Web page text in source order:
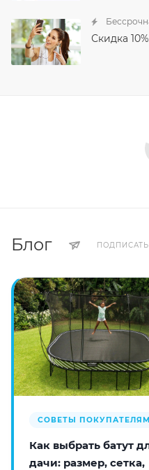
Скидка
Блог
СОВЕТЫ ПОКУПАТЕЛЯМ
Как выбрать батут
дачи: размер, сетка,